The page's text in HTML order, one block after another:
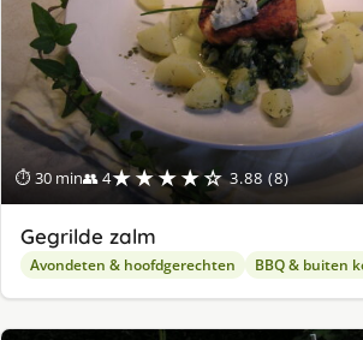
⏱ 30 min👥 4★★★★☆ 3.88 (8)
Gegrilde zalm
Avondeten & hoofdgerechten BBQ & buiten